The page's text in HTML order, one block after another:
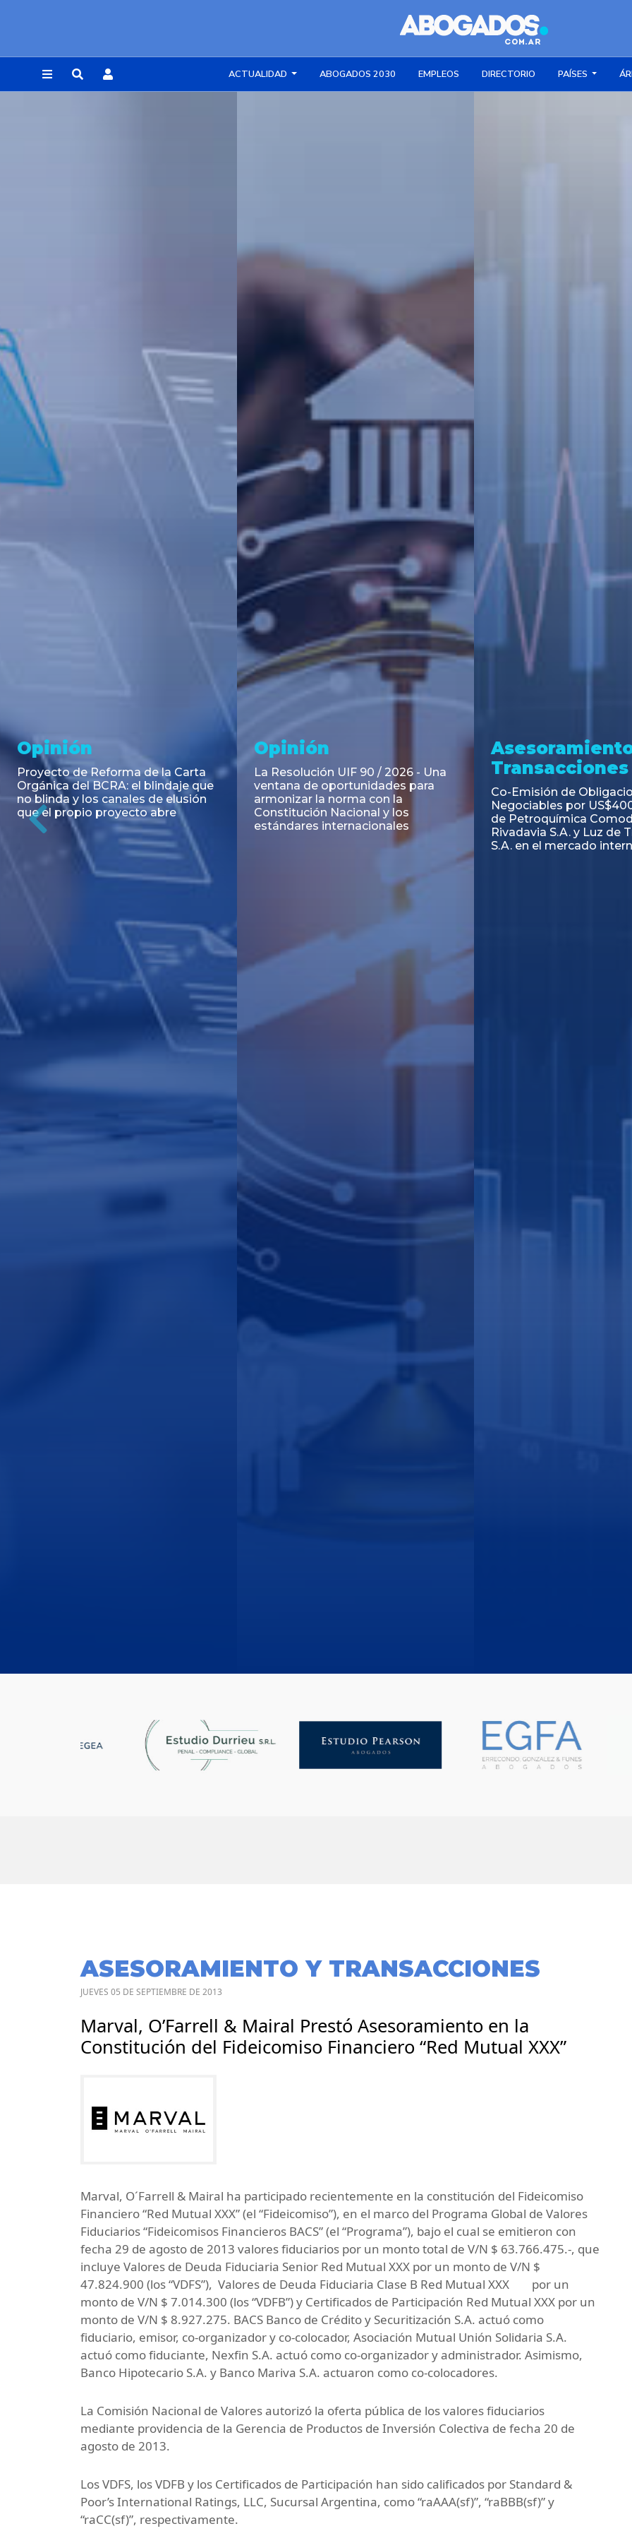
ACTUALIDAD ABOGADOS 2030 EMPLEOS DIRECTORIO PAÍSES
Noticia
RESOLUCIÓN 271/2026 de la
SECRETARIA DE COORDINACIÓN
DE PRODUCCIÓN: Actualización y
unificación de las advertencias
obligatorias en la publicidad de
juegos y apuestas en...
Asesoramiento y
Transacciones
Emisión de Obligaciones
Negociables Clase E de Central
Puerto S.A. por un Valor Nominal
de U$S 98.897.303
Transacciones
PAGBAM asesoró a
autorización para la
de los Certificados de
del Fideicomiso
Inmobiliario "Espacio
Previous
ASESORAMIENTO Y TRANSACCIONES
JUEVES 05 DE SEPTIEMBRE DE 2013
Marval, O’Farrell & Mairal Prestó Asesoramiento en la
Constitución del Fideicomiso Financiero “Red Mutual XXX”
Marval, O´Farrell & Mairal ha participado recientemente en la constitución del Fideicomiso
Financiero “Red Mutual XXX” (el “Fideicomiso”), en el marco del Programa Global de Valores
Fiduciarios “Fideicomisos Financieros BACS” (el “Programa”), bajo el cual se emitieron con
fecha 29 de agosto de 2013 valores fiduciarios por un monto total de V/N $ 63.766.475.-, que
incluye Valores de Deuda Fiduciaria Senior Red Mutual XXX por un monto de V/N $
47.824.900 (los “VDFS”), Valores de Deuda Fiduciaria Clase B Red Mutual XXX por un
monto de V/N $ 7.014.300 (los “VDFB”) y Certificados de Participación Red Mutual XXX por un
monto de V/N $ 8.927.275. BACS Banco de Crédito y Securitización S.A. actuó como
fiduciario, emisor, co-organizador y co-colocador, Asociación Mutual Unión Solidaria S.A.
actuó como fiduciante, Nexfin S.A. actuó como co-organizador y administrador. Asimismo,
Banco Hipotecario S.A. y Banco Mariva S.A. actuaron como co-colocadores.
La Comisión Nacional de Valores autorizó la oferta pública de los valores fiduciarios
mediante providencia de la Gerencia de Productos de Inversión Colectiva de fecha 20 de
agosto de 2013.
Los VDFS, los VDFB y los Certificados de Participación han sido calificados por Standard &
Poor’s International Ratings, LLC, Sucursal Argentina, como “raAAA(sf)”, “raBBB(sf)” y
“raCC(sf)”, respectivamente.